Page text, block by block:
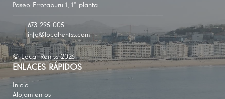
Paseo Errotaburu 1, 1ª planta
673 295 005
info@localrentss.com
© Local Rentss 2026
ENLACES RÁPIDOS
Inicio
Alojamientos